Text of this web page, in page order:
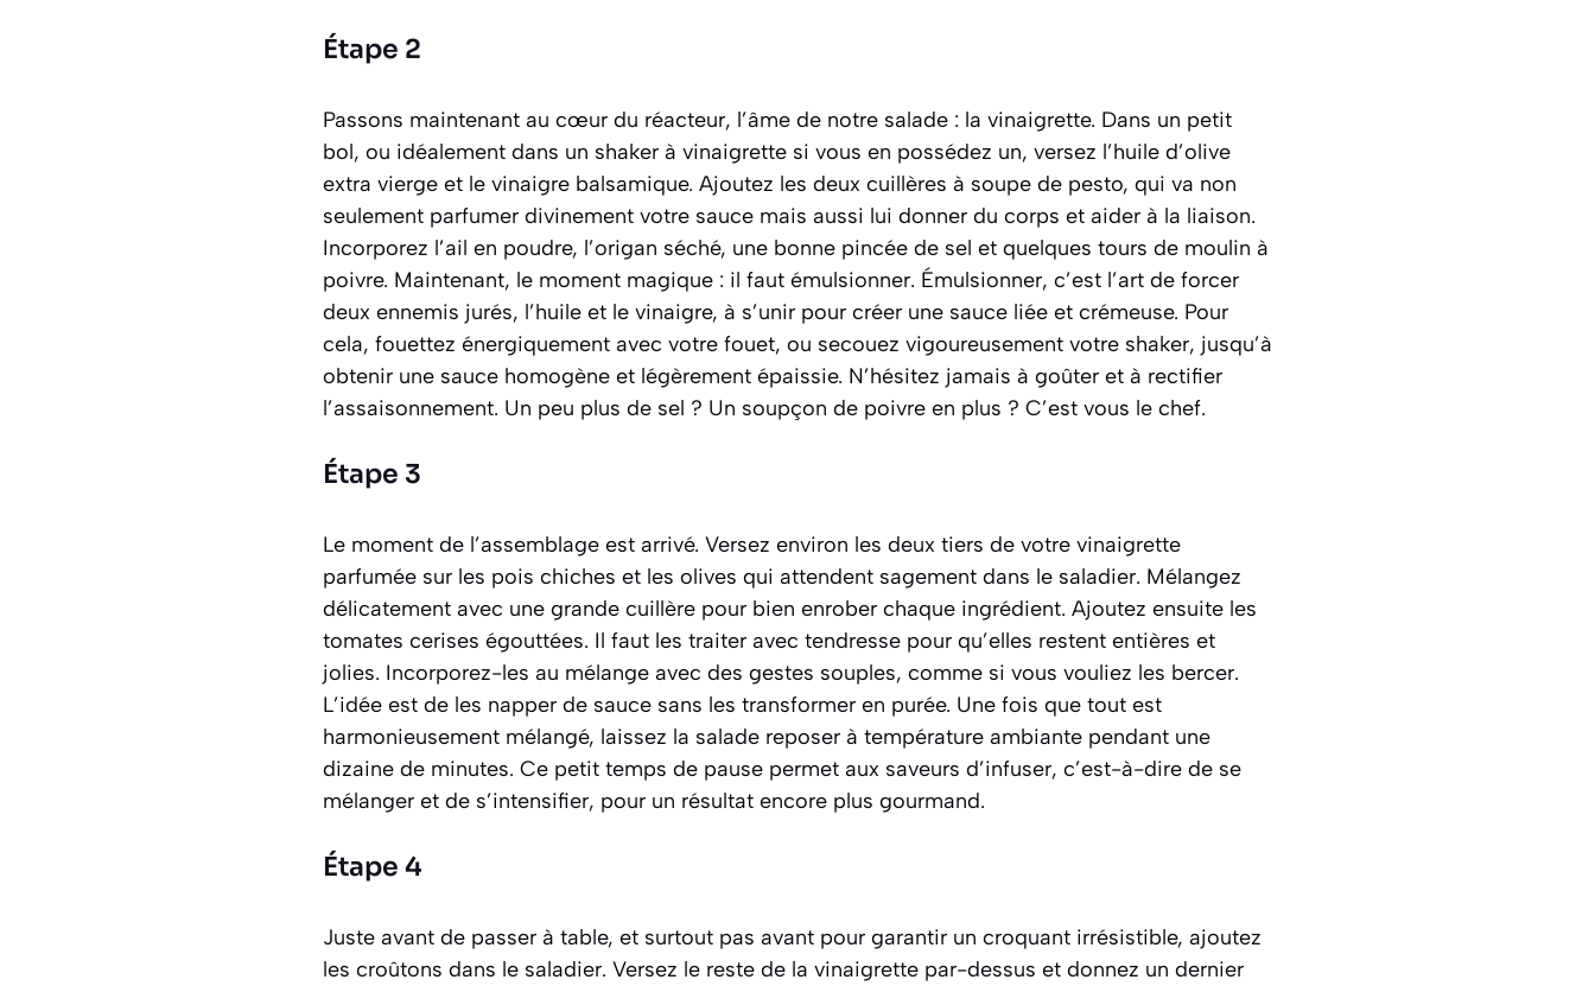
Étape 2
Passons maintenant au cœur du réacteur, l’âme de notre salade : la vinaigrette. Dans un petit
bol, ou idéalement dans un shaker à vinaigrette si vous en possédez un, versez l’huile d’olive
extra vierge et le vinaigre balsamique. Ajoutez les deux cuillères à soupe de pesto, qui va non
seulement parfumer divinement votre sauce mais aussi lui donner du corps et aider à la liaison.
Incorporez l’ail en poudre, l’origan séché, une bonne pincée de sel et quelques tours de moulin à
poivre. Maintenant, le moment magique : il faut émulsionner. Émulsionner, c’est l’art de forcer
deux ennemis jurés, l’huile et le vinaigre, à s’unir pour créer une sauce liée et crémeuse. Pour
cela, fouettez énergiquement avec votre fouet, ou secouez vigoureusement votre shaker, jusqu’à
obtenir une sauce homogène et légèrement épaissie. N’hésitez jamais à goûter et à rectifier
l’assaisonnement. Un peu plus de sel ? Un soupçon de poivre en plus ? C’est vous le chef.
Étape 3
Le moment de l’assemblage est arrivé. Versez environ les deux tiers de votre vinaigrette
parfumée sur les pois chiches et les olives qui attendent sagement dans le saladier. Mélangez
délicatement avec une grande cuillère pour bien enrober chaque ingrédient. Ajoutez ensuite les
tomates cerises égouttées. Il faut les traiter avec tendresse pour qu’elles restent entières et
jolies. Incorporez-les au mélange avec des gestes souples, comme si vous vouliez les bercer.
L’idée est de les napper de sauce sans les transformer en purée. Une fois que tout est
harmonieusement mélangé, laissez la salade reposer à température ambiante pendant une
dizaine de minutes. Ce petit temps de pause permet aux saveurs d’infuser, c’est-à-dire de se
mélanger et de s’intensifier, pour un résultat encore plus gourmand.
Étape 4
Juste avant de passer à table, et surtout pas avant pour garantir un croquant irrésistible, ajoutez
les croûtons dans le saladier. Versez le reste de la vinaigrette par-dessus et donnez un dernier